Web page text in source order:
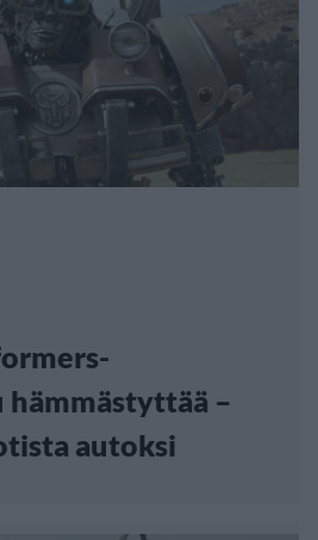
hämmästyttää –
autoksi